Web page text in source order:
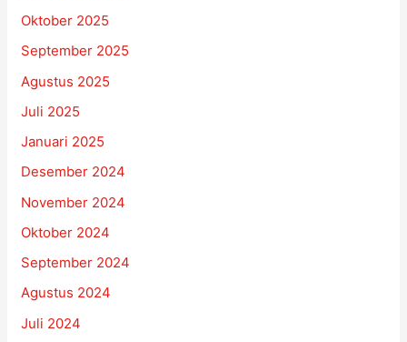
Oktober 2025
September 2025
Agustus 2025
Juli 2025
Januari 2025
Desember 2024
November 2024
Oktober 2024
September 2024
Agustus 2024
Juli 2024